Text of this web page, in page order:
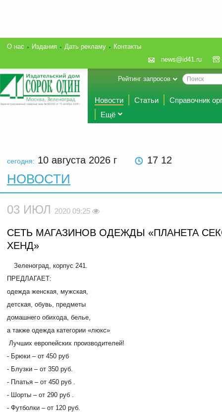
О нас Издания Дать рекламу
Контакты
news@id41.ru
Рейтинг запросов
Новости Статьи
Справочник
Ещё
сегодня: 10 августа 2026 г 17 12
НОВОСТИ
03 ИЮЛ 2020 09:25
СЕТЬ МАГАЗИНОВ ОДЕЖДЫ «ПЛАНЕТА
ХЕНД»
Зеленоград, корпус 241.
ПРЕДЛАГАЕТ:
одежда женская, мужская,
детская, обувь, предметы
домашнего обихода, белье,
а также одежда категории «люкс»
Лучших европейских производителей!
- Брюки – от 450 руб
- Блузки – от 350 руб.
- Платья – от 450 руб .
- Шорты – от 290 руб .
- Футболки – от 120 руб.